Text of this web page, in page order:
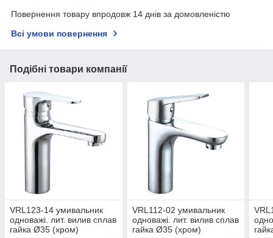
Повернення товару впродовж 14 днів за домовленістю
Всі умови повернення
Подібні товари компанії
VRL123-14 умивальник
одноважі. лит. вилив сплав
гайка Ø35 (хром)
VRL112-02 умивальник
одноважі. лит. вилив сплав
гайка Ø35 (хром)